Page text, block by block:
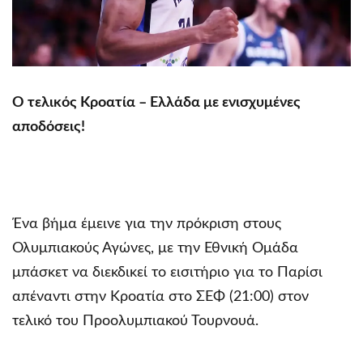
Ο τελικός Κροατία – Ελλάδα με ενισχυμένες
αποδόσεις!
Ένα βήμα έμεινε για την πρόκριση στους
Ολυμπιακούς Αγώνες, με την Εθνική Ομάδα
μπάσκετ να διεκδικεί το εισιτήριο για το Παρίσι
απέναντι στην Κροατία στο ΣΕΦ (21:00) στον
τελικό του Προολυμπιακού Τουρνουά.